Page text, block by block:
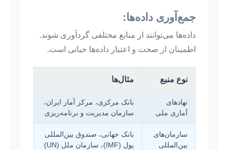
جمع‌آوری داده‌ها:
داده‌ها می‌توانند از منابع مختلفی گردآوری شوند.
اطمینان از صحت و اعتبار داده‌ها حیاتی است.
نوع منبع مثال‌ها
نهادهای
آماری ملی
بانک مرکزی، مرکز آمار ایران،
سازمان مدیریت و برنامه‌ریزی
سازمان‌های
بین‌المللی
بانک جهانی، صندوق بین‌المللی
پول (IMF)، سازمان ملل (UN)